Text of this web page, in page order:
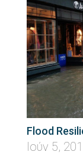
Flood
Ιούν 5,